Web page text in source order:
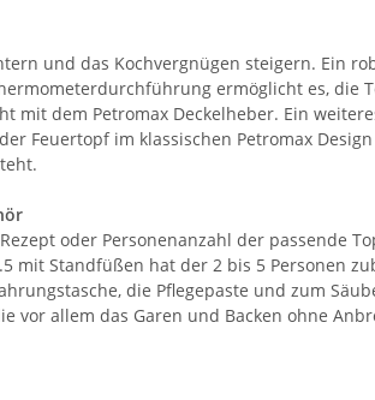
und das Kochvergnügen steigern. Ein
ermöglicht es,
dem Petromax Deckelheber. Ein
Feuertopf im klassischen Petromax
oder Personenanzahl der passende
Standfüßen hat der 2 bis 5 Personen
die Pflegepaste und zum
vor allem das Garen und Backen ohne